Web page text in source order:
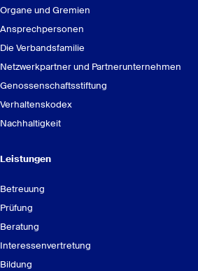
Organe und Gremien
Ansprechpersonen
Die Verbandsfamilie
Netzwerkpartner und Partnerunternehmen
Genossenschaftsstiftung
Verhaltenskodex
Nachhaltigkeit
Leistungen
Betreuung
Prüfung
Beratung
Interessenvertretung
Bildung